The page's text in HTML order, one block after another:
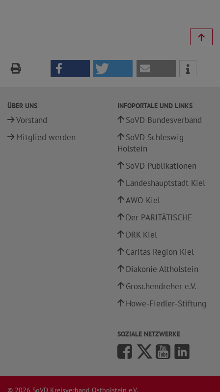
ÜBER UNS
Vorstand
Mitglied werden
INFOPORTALE UND LINKS
SoVD Bundesverband
SoVD Schleswig-
Holstein
SoVD Publikationen
Landeshauptstadt Kiel
AWO Kiel
Der PARITÄTISCHE
DRK Kiel
Caritas Region Kiel
Diakonie Altholstein
Groschendreher e.V.
Howe-Fiedler-Stiftung
SOZIALE NETZWERKE
© 2026 SoVD Kreisverband Ostholstein e.V.